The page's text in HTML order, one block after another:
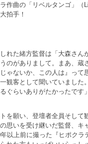
作曲の「リベルタンゴ」（
拍手！
れた緒方監督は「大森さん
のがありまして。まあ、蔵
ゃないか、この人は』っ
観客として聞いていました
ぐらいありがたかったです
を願い、登壇者全員そして
思いを受け継いだ監督、
以上前に撮った『ヒポク